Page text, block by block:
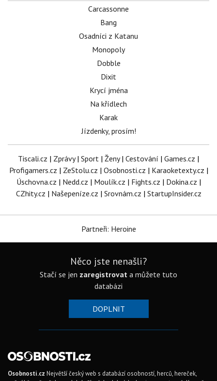
Carcassonne
Bang
Osadníci z Katanu
Monopoly
Dobble
Dixit
Krycí jména
Na křídlech
Karak
Jízdenky, prosím!
Tiscali.cz | Zprávy| Sport | Ženy| Cestování | Games.cz |
Profigamers.cz | ZeStolu.cz | Osobnosti.cz | Karaoketexty.cz |
Úschovna.cz | Nedd.cz | Moulík.cz | Fights.cz | Dokina.cz |
CZhity.cz | Našepeníze.cz | Srovnám.cz | StartupInsider.cz
Partneři: Heroine
Něco jste nenašli?
Stačí se jen zaregistrovat a můžete tuto
databázi
DOPLNIT
Osobnosti.cz Největší český web s databází osobností, herců, hereček,